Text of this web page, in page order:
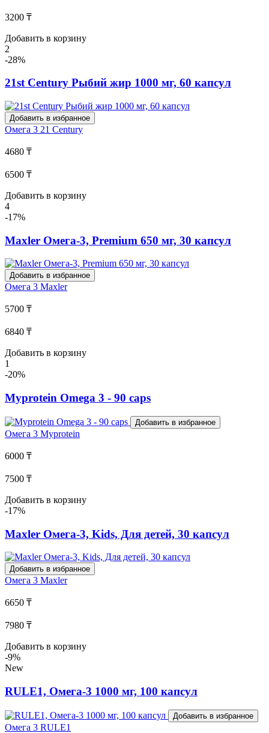
3200 ₸
Добавить в корзину
2
-28%
21st Century Рыбий жир 1000 мг, 60 капсул
Добавить в избранное
Омега 3 21 Century
4680 ₸
6500 ₸
Добавить в корзину
4
-17%
Maxler Омега-3, Premium 650 мг, 30 капсул
Добавить в избранное
Омега 3 Maxler
5700 ₸
6840 ₸
Добавить в корзину
1
-20%
Myprotein Omega 3 - 90 caps
Добавить в избранное
Омега 3 Myprotein
6000 ₸
7500 ₸
Добавить в корзину
-17%
Maxler Омега-3, Kids, Для детей, 30 капсул
Добавить в избранное
Омега 3 Maxler
6650 ₸
7980 ₸
Добавить в корзину
-9%
New
RULE1, Омега-3 1000 мг, 100 капсул
Добавить в избранное
Омега 3 RULE1